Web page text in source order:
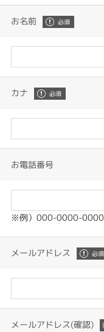
お名前
カナ
お電話番号
※例）000-0000-0000
メールアドレス
メールアドレス(確認)